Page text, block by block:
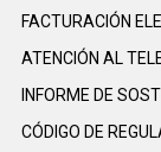
FACTURACIÓN
ATENCIÓN AL
INFORME DE
CÓDIGO DE